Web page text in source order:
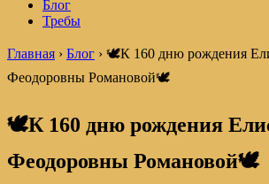
Блог
Требы
Главная › Блог › 🕊️К 160 дню рождения
Феодоровны Романовой🕊️
🕊️К 160 дню рождения
Феодоровны Романовой🕊️